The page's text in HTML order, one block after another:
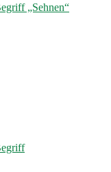
„Sehnen“